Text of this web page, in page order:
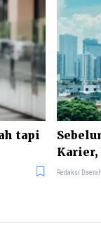
tapi
Karier,
Redaksi Daerah